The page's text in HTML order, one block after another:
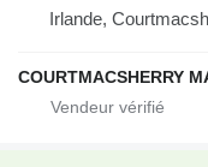
Irlande,
COURTMACSHERRY